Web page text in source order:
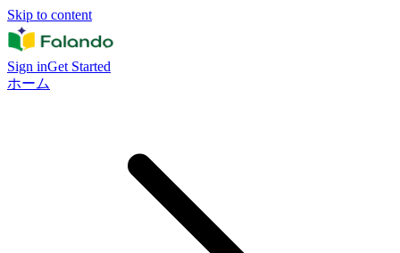
Skip to content
Sign inGet Started
ホーム